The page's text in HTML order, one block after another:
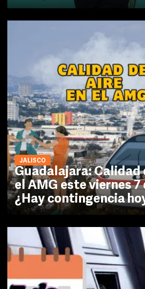
JALISCO
Guadalajara: Calidad
el AMG este viernes
¿Hay contingencia